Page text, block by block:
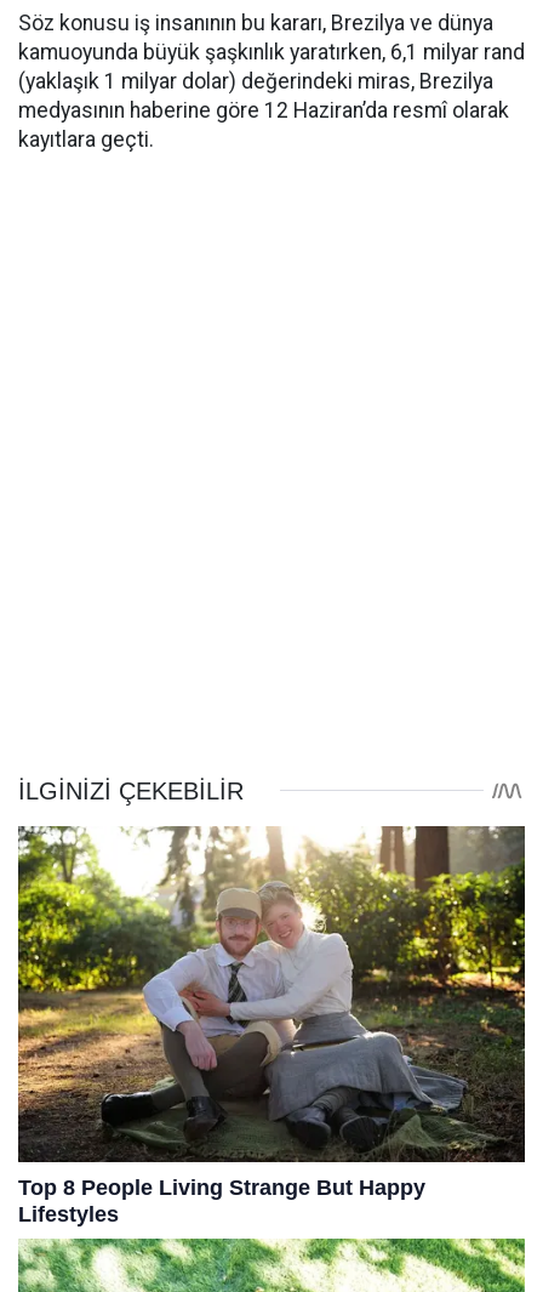
Söz konusu iş insanının bu kararı, Brezilya ve dünya
kamuoyunda büyük şaşkınlık yaratırken, 6,1 milyar rand
(yaklaşık 1 milyar dolar) değerindeki miras, Brezilya
medyasının haberine göre 12 Haziran’da resmî olarak
kayıtlara geçti.